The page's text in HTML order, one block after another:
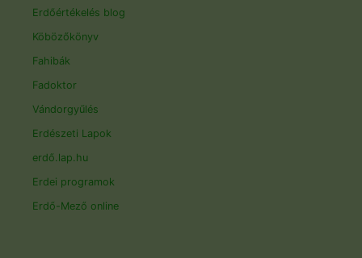
Erdőértékelés blog
Köbözőkönyv
Fahibák
Fadoktor
Vándorgyűlés
Erdészeti Lapok
erdő.lap.hu
Erdei programok
Erdő-Mező online